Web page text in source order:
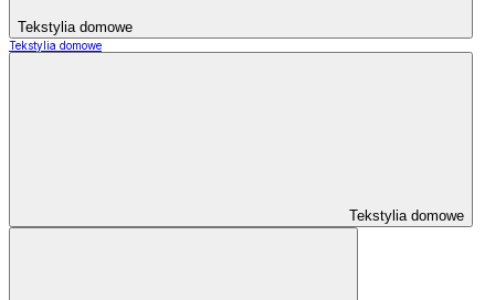
Tekstylia domowe
Tekstylia domowe
Tekstylia domowe